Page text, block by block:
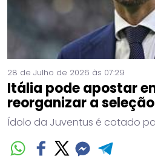
28 de Julho de 2026 às 07:29
Itália pode apostar
reorganizar a seleção
Ídolo da Juventus é cotado